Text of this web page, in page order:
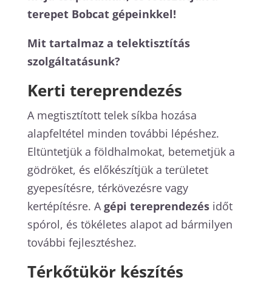
terepet Bobcat gépeinkkel!
Mit tartalmaz a telektisztítás
szolgáltatásunk?
Kerti tereprendezés
A megtisztított telek síkba hozása
alapfeltétel minden további lépéshez.
Eltüntetjük a földhalmokat, betemetjük a
gödröket, és előkészítjük a területet
gyepesítésre, térkövezésre vagy
kertépítésre. Agépi tereprendezésidőt
spórol, és tökéletes alapot ad bármilyen
további fejlesztéshez.
Térkőtükör készítés